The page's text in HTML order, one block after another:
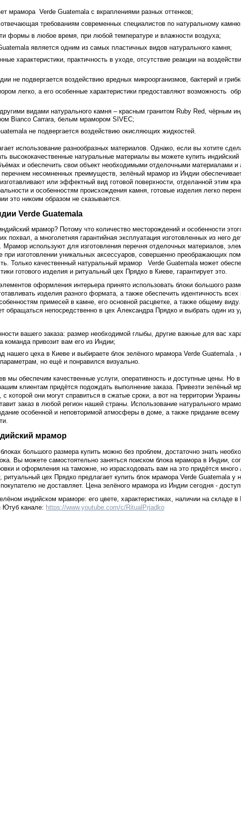
мрамора Verde Guatemalа​​​​​​​ с вкраплениями разных оттенков;
требованиям современных специалистов по натуральному
формы в любое время, при любой температуре и влажности воздуха;
является одним из самых пластичных видов натурального камня;
характеристики, практичность в уходе, отсутствие реакции на
не подвергается воздействию вредных микроорганизмов, бактерий и
легко, а его особенные характеристики предоставляют возможность
видами натурального камня – красным гранитом Ruby Red, чёрным
Bianco Carrara, белым мрамором SIVEC;
не подвергается воздействию окисляющих жидкостей.
использование разнообразных материалов. Однако, если вы хотите
высококачественные натуральные материалы вы можете купить
и обеспечить свои объект необходимыми отделочными материалами и
несомненных преимуществ, зелёный мрамор из Индии
или эффектный вид готовой поверхности, отделанной этим
и особенностям происхождения камня, готовые изделия легко
это никоим образом не сказывается.
Verde Guatemalа​​​​​​​
мрамор? Потому что количество месторождений и особенности
похвал, а многолетняя гарантийная эксплуатация изготовленных из него
Мрамор используют для изготовления перечня отделочных материалов,
при изготовлении уникальных аксессуаров, совершенно преображающих
Только качественный натуральный мрамор Verde Guatemalа​​​​​​​ может
готового изделия и ритуальный цех Прядко в Киеве, гарантирует это.
оформления интерьера принято использовать блоки большого
изделия разного формата, а также обеспечить идентичность
примесей в камне, его основной расцветке, а также общему
обращаться непосредственно в цех Александра Прядко и выбрать один из
вашего заказа: размер необходимой глыбы, другие важные для вас
команда привозит вам его из Индии;
нашего цеха в Киеве и выбираете блок зелёного мрамора Verde Guatemalа​​​​​​​ ,
но ещё и понравился визуально.
мы обеспечим качественные услуги, оперативность и доступные цены. Но в
клиентам придётся подождать выполнение заказа. Привезти зелёный
которой они могут справиться в сжатые сроки, а вот на территории
заказ в любой регион нашей страны. Использование натурального
особенной и неповторимой атмосферы в доме, а также придание всему
мрамор
большого размера купить можно без проблем, достаточно знать
Вы можете самостоятельно заняться поиском блока мрамора в Индии,
и оформления на таможне, но израсходовать вам на это придётся много
цех Прядко предлагает купить блок мрамора Verde Guatemala у
не доставляет. Цена зелёного мрамора из Индии сегодня -
индийском мраморе: его цвете, характеристиках, наличии на складе в
канале: https://www.youtube.com/c/RitualPrjadko